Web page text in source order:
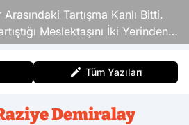
Tartışma Kanlı Bitti.
Meslektaşını İki Yerinden
Tüm Yazıları
Demiralay